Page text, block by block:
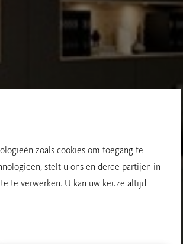
zoals cookies om toegang te
stelt u ons en derde partijen in
te verwerken. U kan uw keuze altijd